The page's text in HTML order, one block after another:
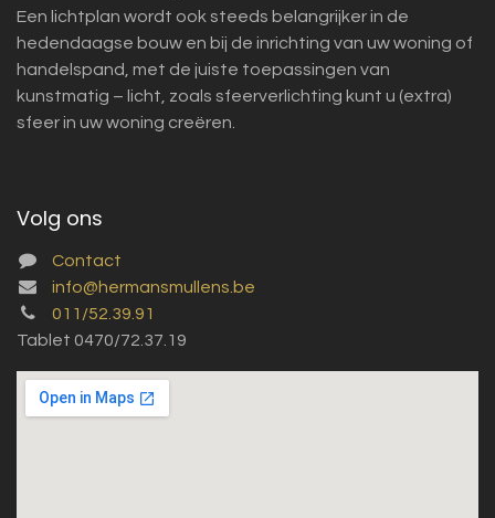
Een lichtplan wordt ook steeds belangrijker in de
hedendaagse bouw en bij de inrichting van uw woning of
handelspand, met de juiste toepassingen van
kunstmatig – licht, zoals sfeerverlichting kunt u (extra)
sfeer in uw woning creëren.
Volg ons
Contact
info@hermansmullens.be
011/52.39.91
Tablet 0470/72.37.19